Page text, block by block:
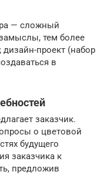
— сложный
тем более
проект (набор
в
заказчик.
о цветовой
будущего
заказчика к
предложив